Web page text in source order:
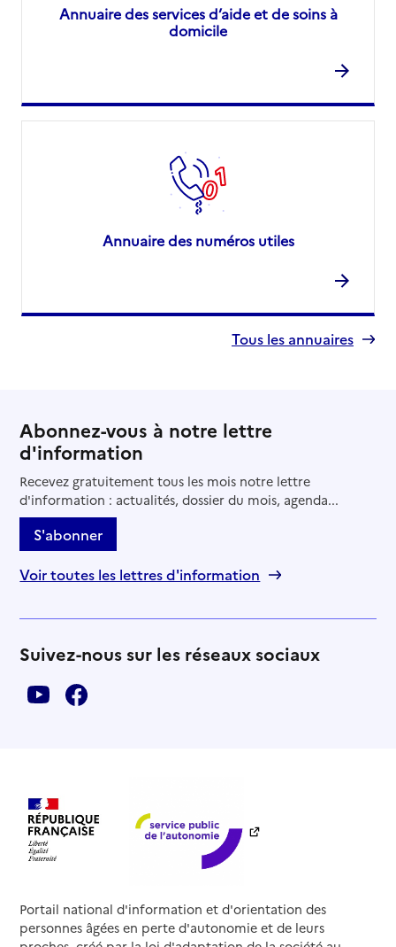
Annuaire des services d’aide et de soins à
domicile
Annuaire des numéros utiles
Tous les annuaires
Abonnez-vous à notre lettre
d'information
Recevez gratuitement tous les mois notre lettre
d'information : actualités, dossier du mois, agenda...
S'abonner
Voir toutes les lettres d'information
Suivez-nous sur les réseaux sociaux
Portail national d'information et d'orientation des
personnes âgées en perte d'autonomie et de leurs